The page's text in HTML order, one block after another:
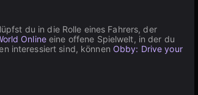
du in die Rolle eines Fahrers, der
Onlineeine offene Spielwelt, in der du
interessiert sind, können Obby: Drive your